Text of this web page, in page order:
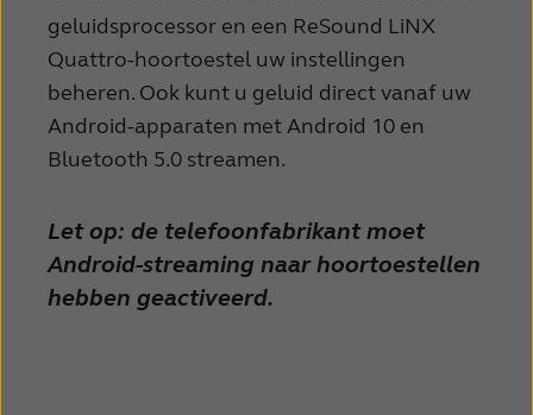
geluidsprocessor en een ReSound LiNX
Quattro-hoortoestel uw instellingen
beheren. Ook kunt u geluid direct vanaf uw
Android-apparaten met Android 10 en
Bluetooth 5.0 streamen.
Let op: de telefoonfabrikant moet
Android-streaming naar hoortoestellen
hebben geactiveerd.